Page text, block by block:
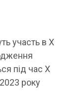
участь в Х
під час Х
року